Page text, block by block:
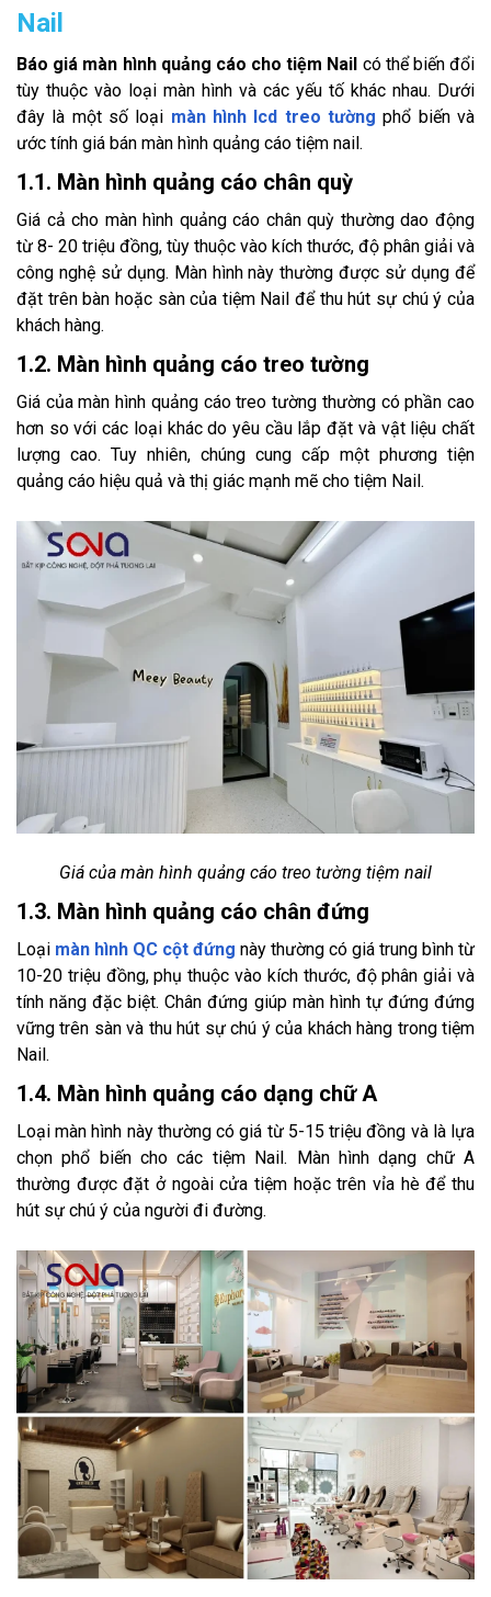
Nail
Báo giá màn hình quảng cáo cho tiệm Nail có thể biến đổi
tùy thuộc vào loại màn hình và các yếu tố khác nhau. Dưới
đây là một số loại màn hình lcd treo tường phổ biến và
ước tính giá bán màn hình quảng cáo tiệm nail.
1.1. Màn hình quảng cáo chân quỳ
Giá cả cho màn hình quảng cáo chân quỳ thường dao động
từ 8- 20 triệu đồng, tùy thuộc vào kích thước, độ phân giải và
công nghệ sử dụng. Màn hình này thường được sử dụng để
đặt trên bàn hoặc sàn của tiệm Nail để thu hút sự chú ý của
khách hàng.
1.2. Màn hình quảng cáo treo tường
Giá của màn hình quảng cáo treo tường thường có phần cao
hơn so với các loại khác do yêu cầu lắp đặt và vật liệu chất
lượng cao. Tuy nhiên, chúng cung cấp một phương tiện
quảng cáo hiệu quả và thị giác mạnh mẽ cho tiệm Nail.
Giá của màn hình quảng cáo treo tường tiệm nail
1.3. Màn hình quảng cáo chân đứng
Loại màn hình QC cột đứng này thường có giá trung bình từ
10-20 triệu đồng, phụ thuộc vào kích thước, độ phân giải và
tính năng đặc biệt. Chân đứng giúp màn hình tự đứng đứng
vững trên sàn và thu hút sự chú ý của khách hàng trong tiệm
Nail.
1.4. Màn hình quảng cáo dạng chữ A
Loại màn hình này thường có giá từ 5-15 triệu đồng và là lựa
chọn phổ biến cho các tiệm Nail. Màn hình dạng chữ A
thường được đặt ở ngoài cửa tiệm hoặc trên vỉa hè để thu
hút sự chú ý của người đi đường.